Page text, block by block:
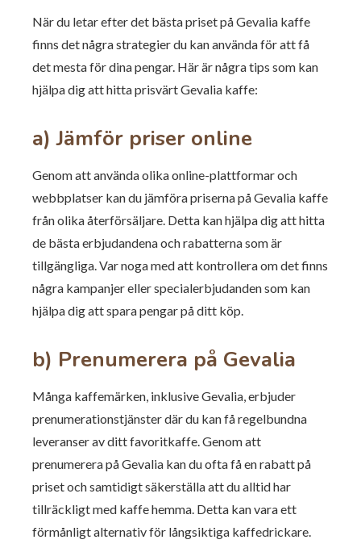
När du letar efter det bästa priset på Gevalia kaffe
finns det några strategier du kan använda för att få
det mesta för dina pengar. Här är några tips som kan
hjälpa dig att hitta prisvärt Gevalia kaffe:
a) Jämför priser online
Genom att använda olika online-plattformar och
webbplatser kan du jämföra priserna på Gevalia kaffe
från olika återförsäljare. Detta kan hjälpa dig att hitta
de bästa erbjudandena och rabatterna som är
tillgängliga. Var noga med att kontrollera om det finns
några kampanjer eller specialerbjudanden som kan
hjälpa dig att spara pengar på ditt köp.
b) Prenumerera på Gevalia
Många kaffemärken, inklusive Gevalia, erbjuder
prenumerationstjänster där du kan få regelbundna
leveranser av ditt favoritkaffe. Genom att
prenumerera på Gevalia kan du ofta få en rabatt på
priset och samtidigt säkerställa att du alltid har
tillräckligt med kaffe hemma. Detta kan vara ett
förmånligt alternativ för långsiktiga kaffedrickare.